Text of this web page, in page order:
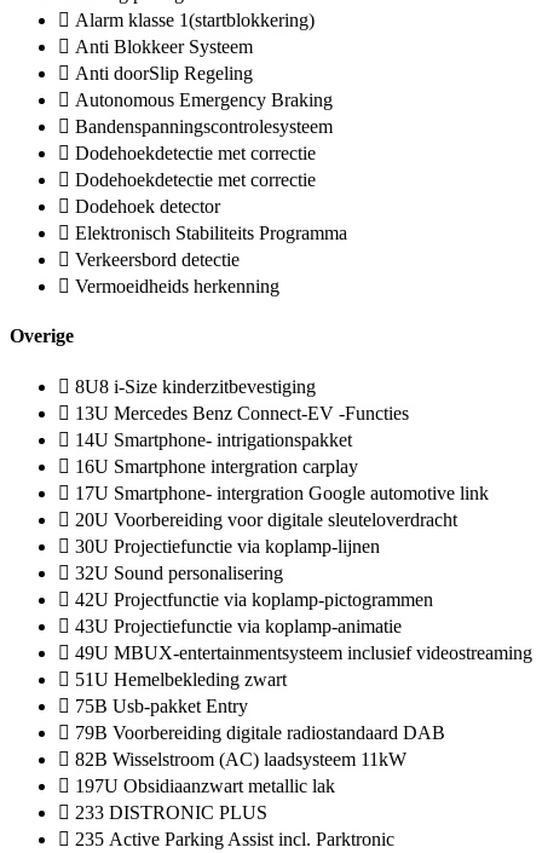
Alarm klasse 1(startblokkering)
Anti Blokkeer Systeem
Anti doorSlip Regeling
Autonomous Emergency Braking
Bandenspanningscontrolesysteem
Dodehoekdetectie met correctie
Dodehoekdetectie met correctie
Dodehoek detector
Elektronisch Stabiliteits Programma
Verkeersbord detectie
Vermoeidheids herkenning
Overige
8U8 i-Size kinderzitbevestiging
13U Mercedes Benz Connect-EV -Functies
14U Smartphone- intrigationspakket
16U Smartphone intergration carplay
17U Smartphone- intergration Google automotive link
20U Voorbereiding voor digitale sleuteloverdracht
30U Projectiefunctie via koplamp-lijnen
32U Sound personalisering
42U Projectfunctie via koplamp-pictogrammen
43U Projectiefunctie via koplamp-animatie
49U MBUX-entertainmentsysteem inclusief videostreaming
51U Hemelbekleding zwart
75B Usb-pakket Entry
79B Voorbereiding digitale radiostandaard DAB
82B Wisselstroom (AC) laadsysteem 11kW
197U Obsidiaanzwart metallic lak
233 DISTRONIC PLUS
235 Active Parking Assist incl. Parktronic